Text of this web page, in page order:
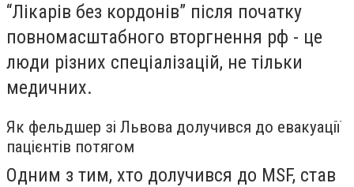
“Лікарів без кордонів” після початку
повномасштабного вторгнення рф - це
люди різних спеціалізацій, не тільки
медичних.
Як фельдшер зі Львова долучився до евакуації
пацієнтів потягом
Одним з тим, хто долучився до MSF, став